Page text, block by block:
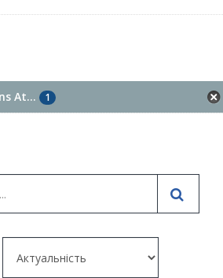
At... 1